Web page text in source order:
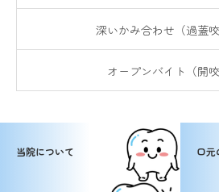
深いかみ合わせ（過蓋
オープンバイト（開
当院について 口元